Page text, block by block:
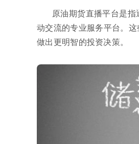
原油期货直播平台是
动交流的专业服务平台。
做出更明智的投资决策。